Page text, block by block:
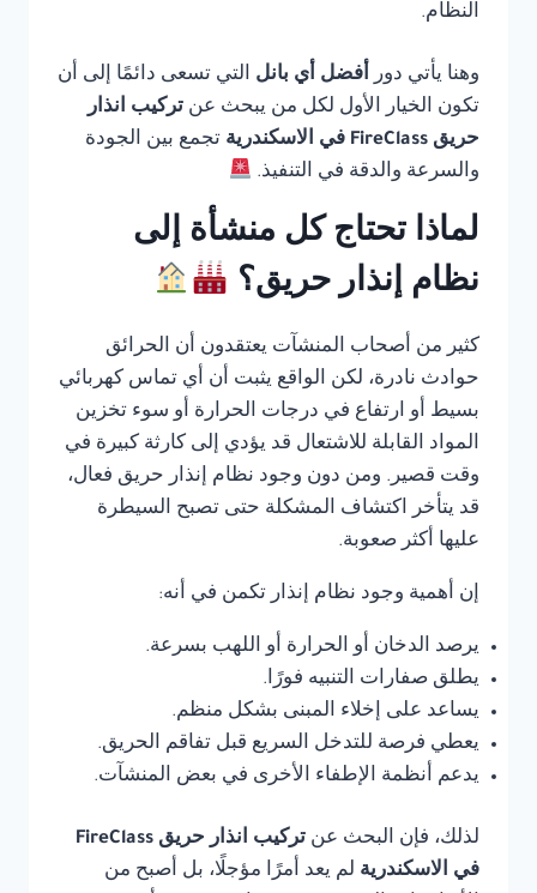
النظام.
وهنا يأتي دور أفضل أي بانل التي تسعى دائمًا إلى أن
تكون الخيار الأول لكل من يبحث عن تركيب انذار
حريق FireClass في الاسكندرية
تجمع بين الجودة
والسرعة والدقة في التنفيذ.
لماذا تحتاج كل منشأة إلى
نظام إنذار حريق؟
كثير من أصحاب المنشآت يعتقدون أن الحرائق
حوادث نادرة، لكن الواقع يثبت أن أي تماس كهربائي
بسيط أو ارتفاع في درجات الحرارة أو سوء تخزين
المواد القابلة للاشتعال قد يؤدي إلى كارثة كبيرة في
وقت قصير. ومن دون وجود نظام إنذار حريق فعال،
قد يتأخر اكتشاف المشكلة حتى تصبح السيطرة
عليها أكثر صعوبة.
إن أهمية وجود نظام إنذار تكمن في أنه:
يرصد الدخان أو الحرارة أو اللهب بسرعة.
يطلق صفارات التنبيه فورًا.
يساعد على إخلاء المبنى بشكل منظم.
يعطي فرصة للتدخل السريع قبل تفاقم الحريق.
يدعم أنظمة الإطفاء الأخرى في بعض المنشآت.
لذلك، فإن البحث عن
تركيب انذار حريق FireClass
في الاسكندرية لم يعد أمرًا مؤجلًا، بل أصبح من